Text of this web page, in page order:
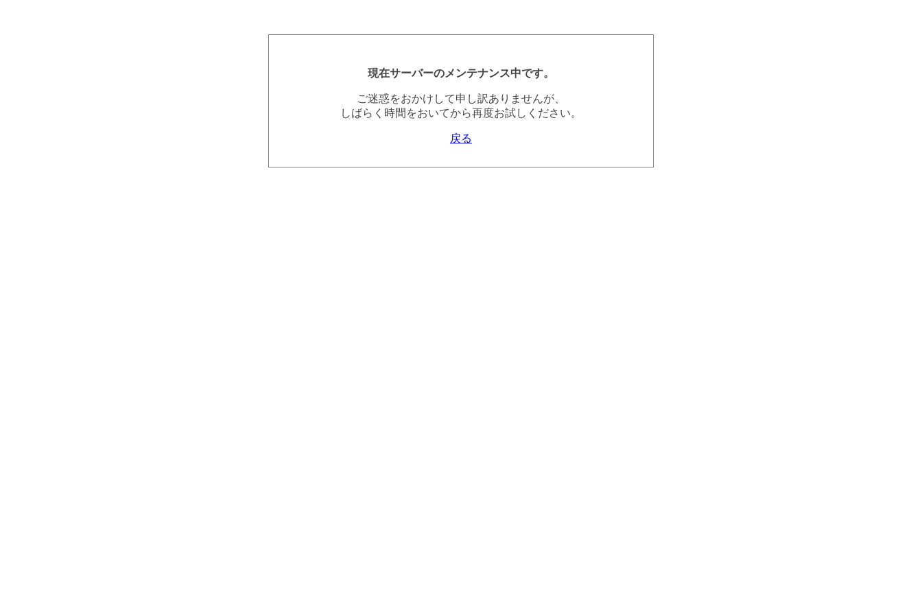
現在サーバーのメンテナンス中です。
ご迷惑をおかけして申し訳ありませんが、
しばらく時間をおいてから再度お試しください。
戻る